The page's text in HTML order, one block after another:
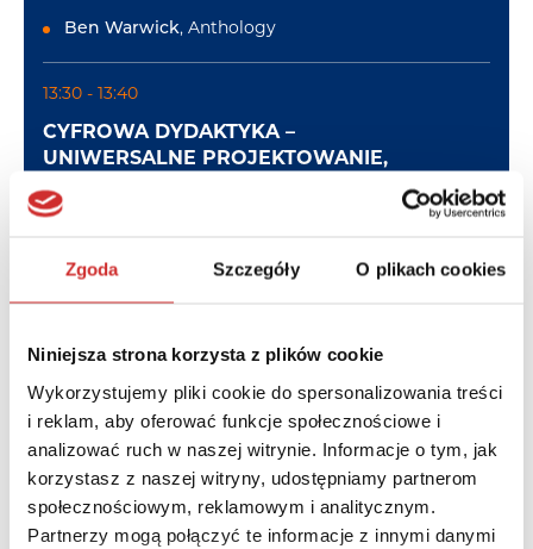
Zgoda Szczegóły O plikach cookies
Niniejsza strona korzysta z plików cookie
Wykorzystujemy pliki cookie do spersonalizowania treści
i reklam, aby oferować funkcje społecznościowe i
analizować ruch w naszej witrynie. Informacje o tym, jak
korzystasz z naszej witryny, udostępniamy partnerom
społecznościowym, reklamowym i analitycznym.
Partnerzy mogą połączyć te informacje z innymi danymi
Ben Warwick, Anthology
13:30 - 13:40
CYFROWA DYDAKTYKA –
UNIWERSALNE PROJEKTOWANIE,
DOSTĘPNOŚĆ, ADAPTATYWNOŚĆ
NOWY POZIOM SPRAWDZANIA
STUDENTÓW ZA POMOCĄ
INSPERA ORIGINALITY
Anna Warda-Ritzen , PCG Academia
Salomé Neves, Inspera